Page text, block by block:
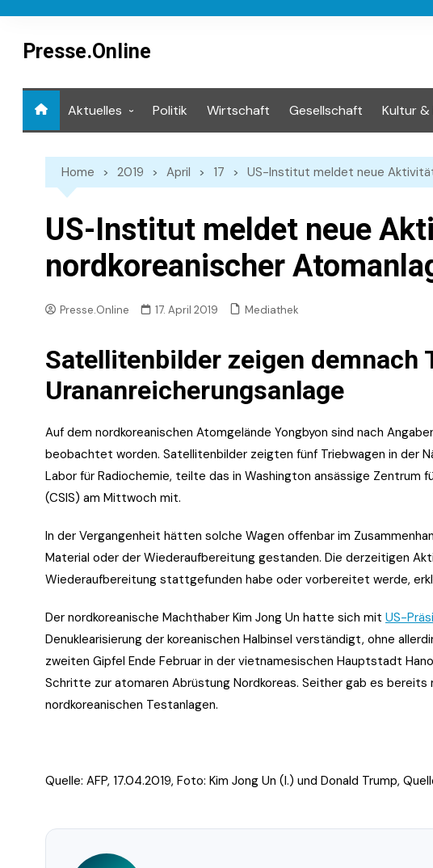
contentPresse.Online
Aktuelles Politik Wirtschaft Gesellschaft Kultur &
Home 2019 April 17 US-Institut meldet neue
US-Institut meldet neue
nordkoreanischer
Presse.Online 17. April 2019 Mediathek
Satellitenbilder zeigen demnach
Urananreicherungsanlage
Auf dem nordkoreanischen Atomgelände Yongbyon sind nach
beobachtet worden. Satellitenbilder zeigten fünf Triebwagen in der
Labor für Radiochemie, teilte das in Washington ansässige Zentrum
(CSIS) am Mittwoch mit.
In der Vergangenheit hätten solche Wagen offenbar im
Material oder der Wiederaufbereitung gestanden. Die derzeitigen
Wiederaufbereitung stattgefunden habe oder vorbereitet werde,
Der nordkoreanische Machthaber Kim Jong Un hatte sich mit US-
Denuklearisierung der koreanischen Halbinsel verständigt, ohne
zweiten Gipfel Ende Februar in der vietnamesischen Hauptstadt
Schritte zur atomaren Abrüstung Nordkoreas. Seither gab es
nordkoreanischen Testanlagen.
Quelle: AFP, 17.04.2019, Foto: Kim Jong Un (l.) und Donald Trump,